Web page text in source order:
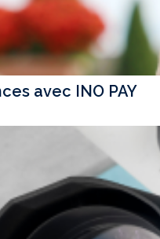
avec INO PAY